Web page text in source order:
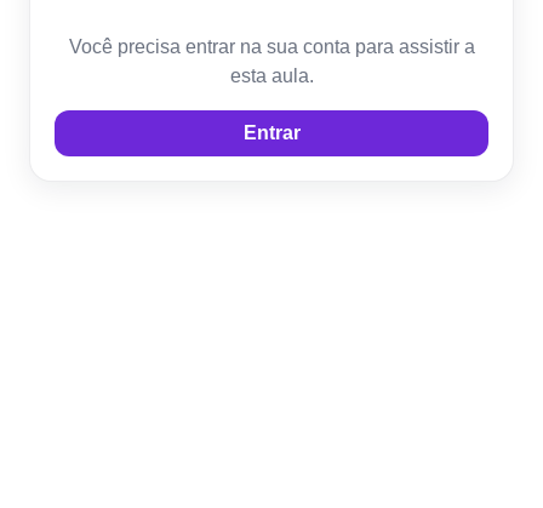
Você precisa entrar na sua conta para assistir a
esta aula.
Entrar